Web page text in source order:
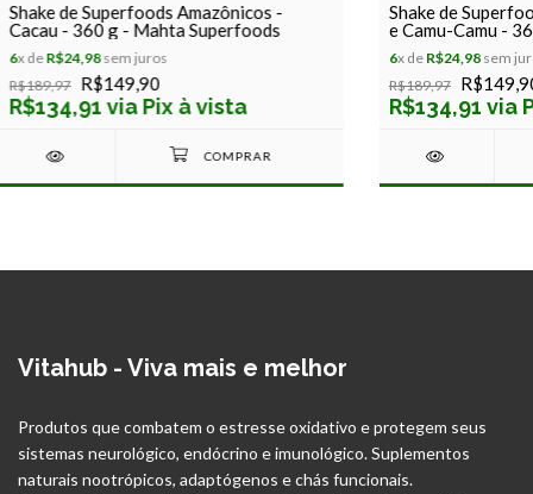
Shake de Superfoods Amazônicos -
Cacau - 360 g - Mahta Superfoods
6x deR$24,98sem juros
R$189,97
R$149,90
R$134,91 via Pix à vista
Shake de
e Camu-Camu -
Superfoods
6x de R$24,98sem
R$189,97
R$134,91 via
Vitahub - Viva mais e melhor
Produtos que combatem o estresse oxidativo e protegem seus
sistemas neurológico, endócrino e imunológico. Suplementos
naturais nootrópicos, adaptógenos e chás funcionais.